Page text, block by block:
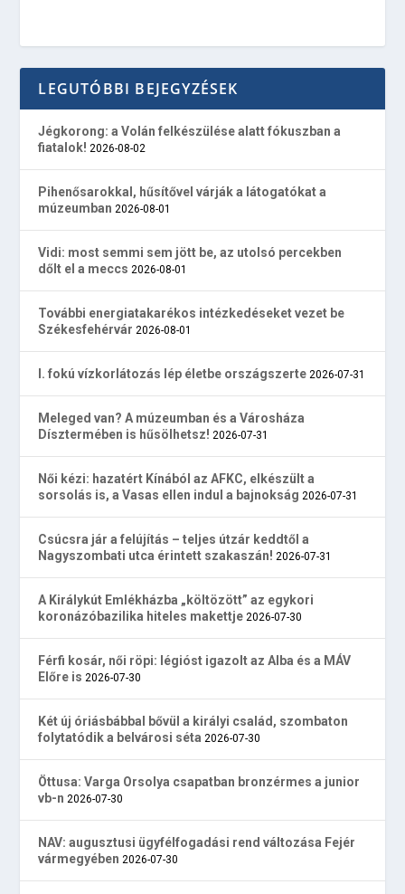
LEGUTÓBBI BEJEGYZÉSEK
Jégkorong: a Volán felkészülése alatt fókuszban a
fiatalok! 2026-08-02
Pihenősarokkal, hűsítővel várják a látogatókat a
múzeumban 2026-08-01
Vidi: most semmi sem jött be, az utolsó percekben
dőlt el a meccs 2026-08-01
További energiatakarékos intézkedéseket vezet be
Székesfehérvár 2026-08-01
I. fokú vízkorlátozás lép életbe országszerte 2026-07-31
Meleged van? A múzeumban és a Városháza
Dísztermében is hűsölhetsz! 2026-07-31
Női kézi: hazatért Kínából az AFKC, elkészült a
sorsolás is, a Vasas ellen indul a bajnokság 2026-07-31
Csúcsra jár a felújítás – teljes útzár keddtől a
Nagyszombati utca érintett szakaszán! 2026-07-31
A Királykút Emlékházba „költözött” az egykori
koronázóbazilika hiteles makettje 2026-07-30
Férfi kosár, női röpi: légióst igazolt az Alba és a MÁV
Előre is 2026-07-30
Két új óriásbábbal bővül a királyi család, szombaton
folytatódik a belvárosi séta 2026-07-30
Öttusa: Varga Orsolya csapatban bronzérmes a junior
vb-n 2026-07-30
NAV: augusztusi ügyfélfogadási rend változása Fejér
vármegyében 2026-07-30